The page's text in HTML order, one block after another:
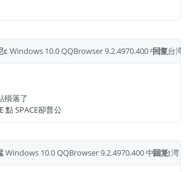
回复
c Windows 10.0QQBrowser 9.2.4970.400中国 台
殞落了
點 SPACE卻普公
回复
Windows 10.0QQBrowser 9.2.4970.400中国 台湾